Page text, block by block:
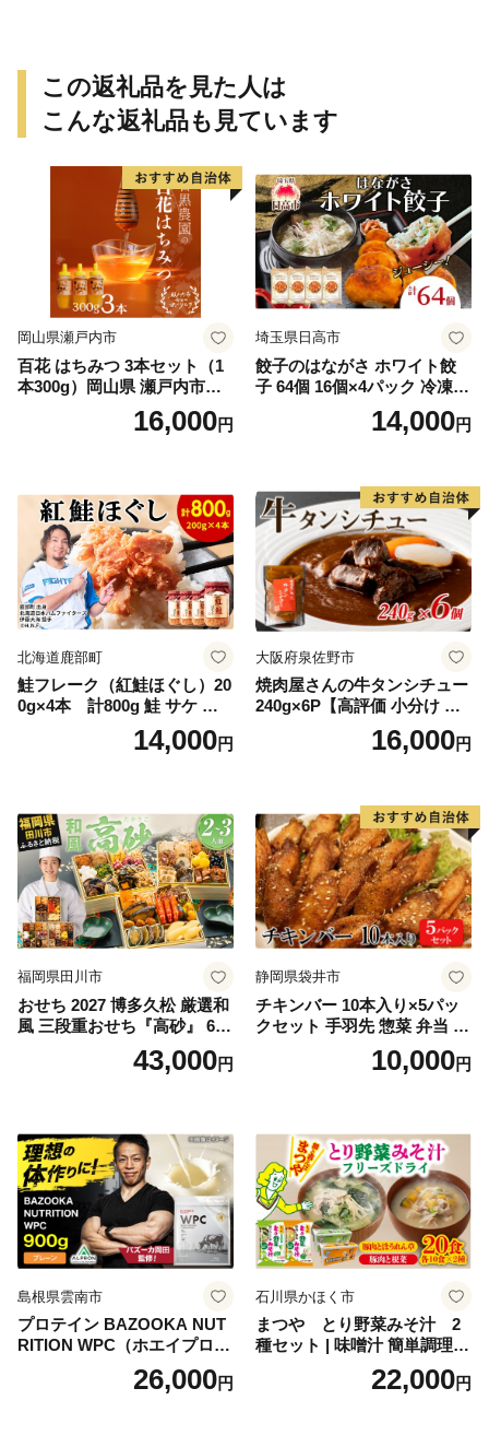
この返礼品を見た人は
こんな返礼品も見ています
岡山県瀬戸内市
百花 はちみつ 3本セット（1
本300g）岡山県 瀬戸内市産
石黒農園 ヨーグルト パン 砂
糖の代わり 香り高い いい香
16,000円
埼玉県日高市
餃子のはながさ ホワイト餃
子 64個 16個×4パック 冷凍
中華 点心 B級グルメ ご当地
野菜 おつまみ おかず 簡単調
ー ギフト お取り寄せ 日高市
14,000円
北海道鹿部町
鮭フレーク（紅鮭ほぐし）20
0g×4本 計800g 鮭 サケ 鮭
ほぐし サケフレーク シャケ
フレーク 鮭フレーク14,000円
大阪府泉佐野市
焼肉屋さんの牛タンシチュー
240g×6P【高評価 小分け 惣
菜 牛たん 一人暮らし 冷凍】
16,000円
福岡県田川市
おせち 2027 博多久松 厳選和
風 三段重おせち『高砂』 6.5
寸 3段重 2～3人前 おせち料
理 重箱 お正月 冷凍おせち 縁
ち 本格おせち おせち予約 年
末 年始 お取り寄せ 新春 贅沢
おせち こだわりおせち 惣菜
老舗おせち ふるさと納税お
せち 御節 お節料理 正月 調理
不要 おせち料理2027
43,000円
静岡県袋井市
チキンバー 10本入り×5パッ
クセット 手羽先 惣菜 弁当 お
かず お酒 おつまみ ギフト キ
ャンプ アウトドア キャンプ
10,000円
島根県雲南市
プロテイン BAZOOKA NUT
RITION WPC（ホエイプロテ
イン）＜プレーン＞ 900g｜
バズーカ岡田監修・植物由来
26,000円
石川県かほく市
まつや とり野菜みそ汁 2
種セット | 味噌汁 簡単調理
お味噌 おみそ みそ とり野菜
時短料理 時短ごはん ご当地
22,000円